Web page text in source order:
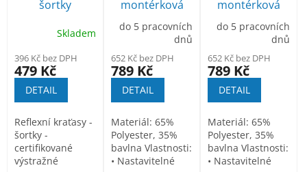
šortky
Skladem
396 Kč bez DPH
479 Kč
DETAIL
Reflexní kraťasy -
šortky -
certifikované
výstražné
montérková
blůza TX70
oranžová
do 5 pracovních
dnů
652 Kč bez DPH
789 Kč
DETAIL
Materiál: 65%
Polyester, 35%
bavlna Vlastnosti:
• Nastavitelné
montérková
blůza TX70
žlutá
do 5 pracovních
dnů
652 Kč bez DPH
789 Kč
DETAIL
Materiál: 65%
Polyester, 35%
bavlna Vlastnosti:
• Nastavitelné